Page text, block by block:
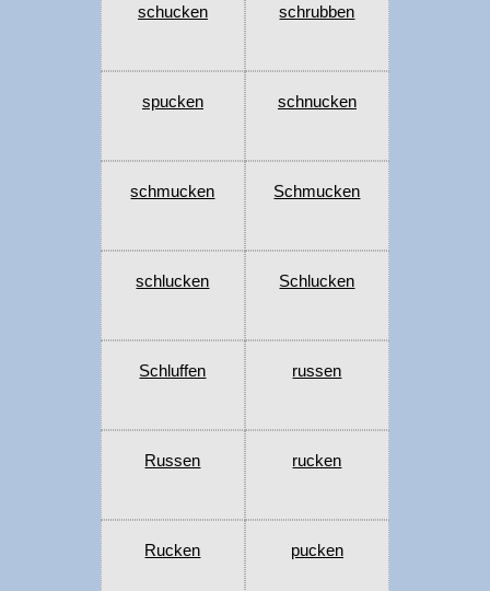
schucken schrubben
spucken schnucken
schmucken Schmucken
schlucken Schlucken
Schluffen russen
Russen rucken
Rucken pucken